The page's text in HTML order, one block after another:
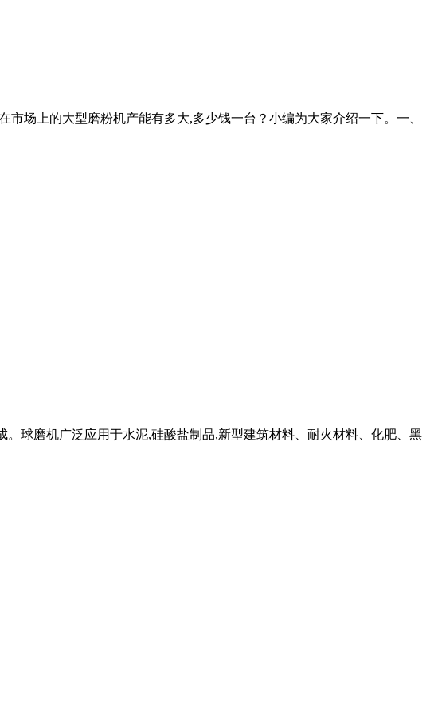
场上的大型磨粉机产能有多大,多少钱一台？小编为大家介绍一下。一、
球磨机广泛应用于水泥,硅酸盐制品,新型建筑材料、耐火材料、化肥、黑